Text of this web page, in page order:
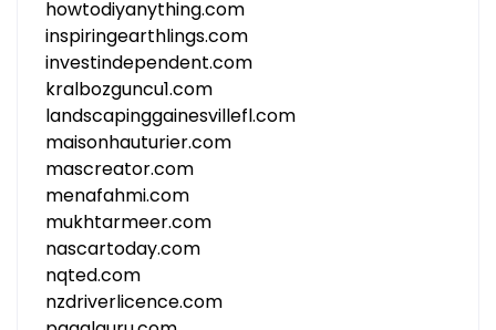
howtodiyanything.com
inspiringearthlings.com
investindependent.com
kralbozguncu1.com
landscapinggainesvillefl.com
maisonhauturier.com
mascreator.com
menafahmi.com
mukhtarmeer.com
nascartoday.com
nqted.com
nzdriverlicence.com